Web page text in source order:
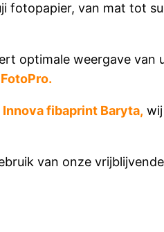
van mat tot
optimale weergave
FotoPro.
Innova fibaprint Baryta,
van onze